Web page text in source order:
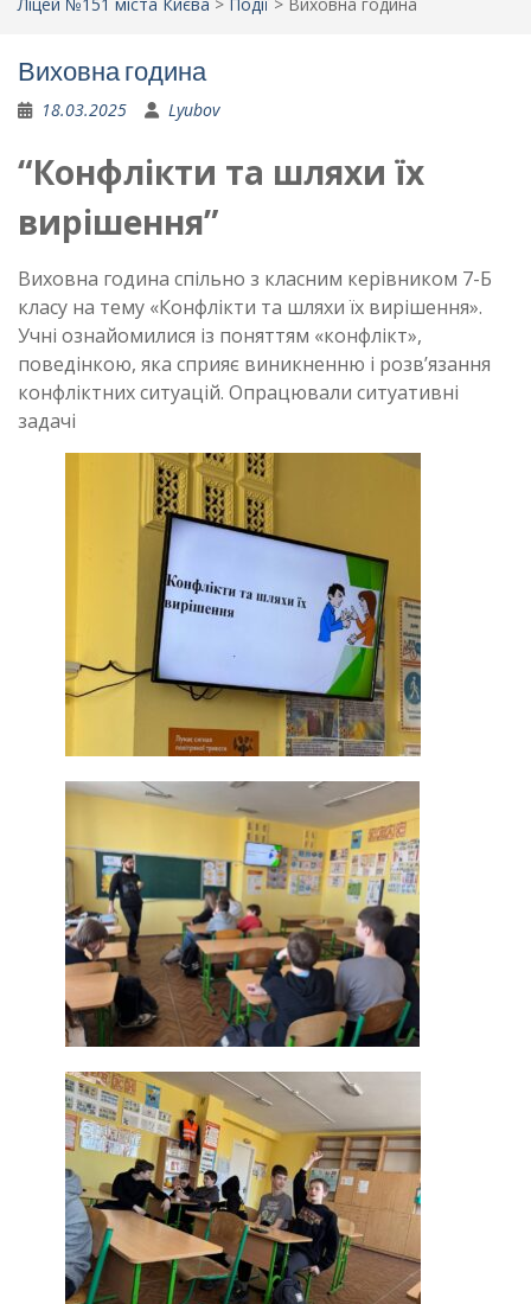
Виховна година
18.03.2025 Lyubov
“Конфлікти та шляхи їх
вирішення”
Виховна година спільно з класним керівником 7-Б
класу на тему «Конфлікти та шляхи їх вирішення».
Учні ознайомилися із поняттям «конфлікт»,
поведінкою, яка сприяє виникненню і розвʼязання
конфліктних ситуацій. Опрацювали ситуативні
задачі